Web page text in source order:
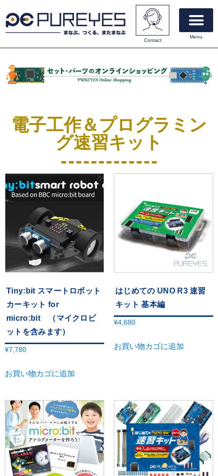
Contact
Menu
電子工作＆プログラミン
グ速習キット
Tiny:bit スマートロボット
カーキット for
micro:bit （マイクロビ
ットを含みます）
¥7,780
お買い物カゴに追加
はじめての UNO R3 速習
キット 基本編
¥4,680
お買い物カゴに追加